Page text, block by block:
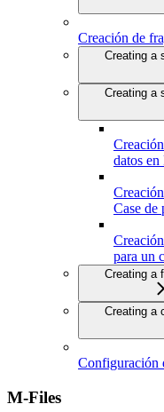
Creación de
Creating a
Creating a
datos en
Case de
para un
Creating a
Creating a
Configuración
M-Files